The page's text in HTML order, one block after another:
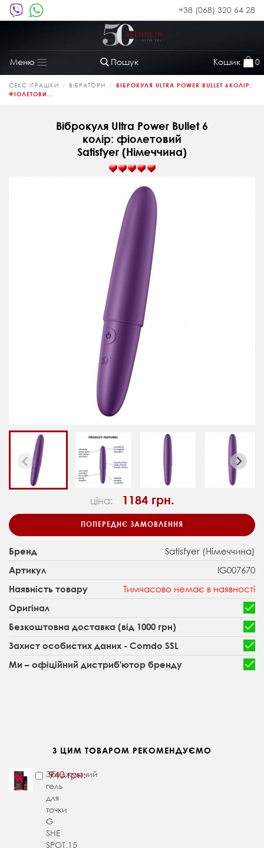
+38 (068) 320 64 28
Пошук Кошик 0
Меню
Toggle
navigation
СЕКС ІГРАШКИ ВІБРАТОРИ
ВІБРОКУЛЯ ULTRA POWER BULLET 6КОЛІР:
ФІОЛЕТОВИ...
Віброкуля Ultra Power Bullet 6
колір: фіолетовий
Satisfyer (Німеччина)
ціна: 1184 грн.
ПОПЕРЕДНЄ ЗАМОВЛЕННЯ
Бренд Satisfyer (Німеччина)
Артикул IG007670
Наявність товару Тимчасово немає в наявності
Оригінал
Безкоштовна доставка (від 1000 грн)
Захист особистих даних - Comdo SSL
Ми – офіційний дистриб'ютор бренду
З ЦИМ ТОВАРОМ РЕКОМЕНДУЄМО
Збуджуючий
гель
для
точки
G
SHE
SPOT,15
940 грн.